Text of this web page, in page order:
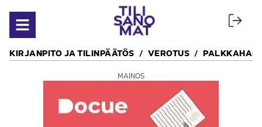
Avaa valikko
KIRJANPITO JA TILINPÄÄTÖS VEROTUS
MAINOS